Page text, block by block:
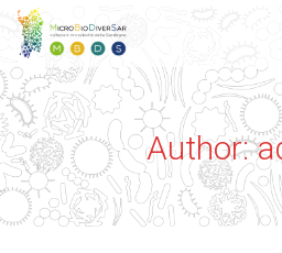
Author: